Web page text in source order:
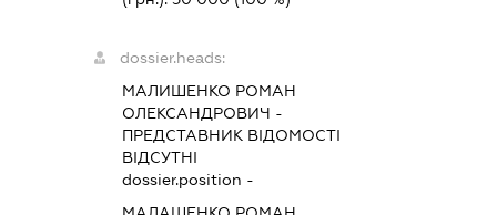
dossier.heads:
МАЛИШЕНКО РОМАН
ОЛЕКСАНДРОВИЧ -
ПРЕДСТАВНИКВІДОМОСТІ
ВІДСУТНІ
dossier.position -